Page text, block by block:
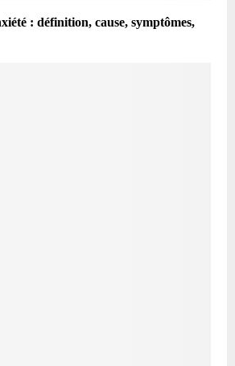
: définition, cause, symptômes,